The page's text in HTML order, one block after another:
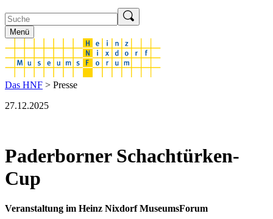
Menü
Das HNF > Presse
27.12.2025
Paderborner Schachtürken-
Cup
Veranstaltung im Heinz Nixdorf MuseumsForum